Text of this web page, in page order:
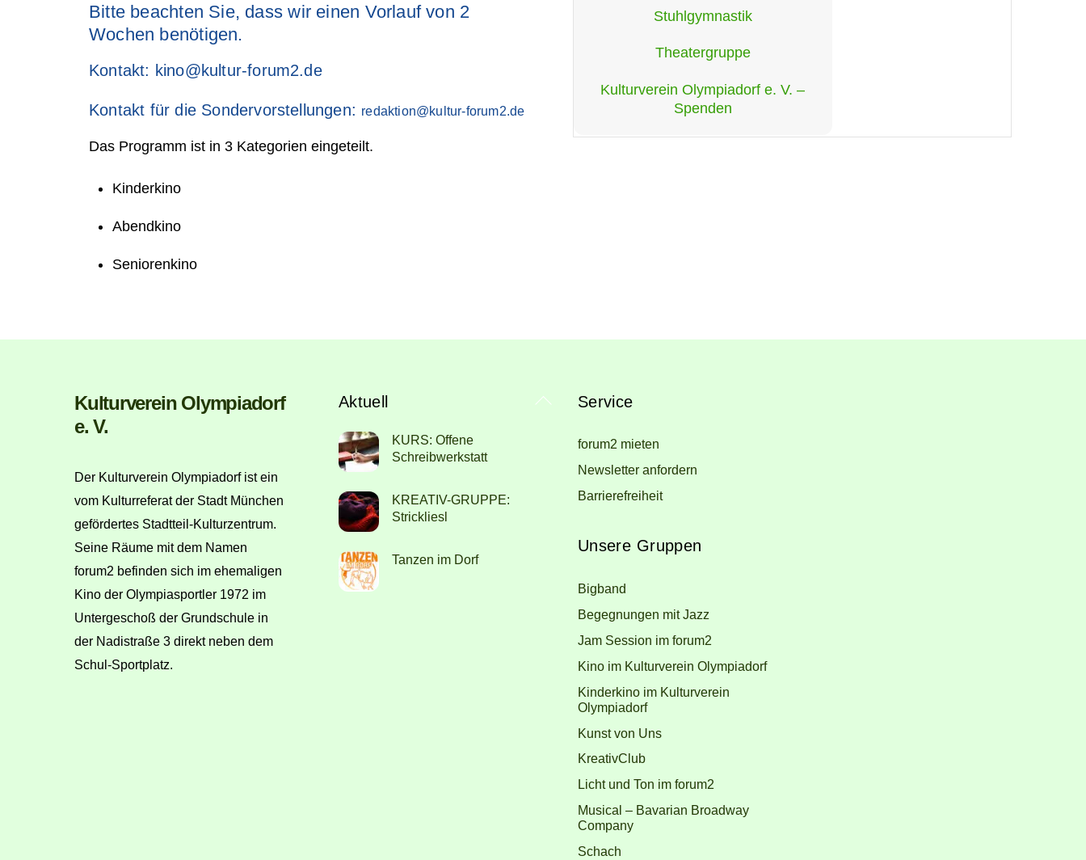
Bitte beachten Sie, dass wir einen Vorlauf von 2
Wochen benötigen.
Kontakt: kino@kultur-forum2.de
Kontakt für die Sondervorstellungen: redaktion@kultur-forum2.de
Das Programm ist in 3 Kategorien eingeteilt.
Kinderkino
Abendkino
Seniorenkino
Stuhlgymnastik
Theatergruppe
Kulturverein Olympiadorf e. V. –
Spenden
Back
Kulturverein Olympiadorf
e. V.
Der Kulturverein Olympiadorf ist ein
vom Kulturreferat der Stadt München
gefördertes Stadtteil-Kulturzentrum.
Seine Räume mit dem Namen
forum2 befinden sich im ehemaligen
Kino der Olympiasportler 1972 im
Untergeschoß der Grundschule in
der Nadistraße 3 direkt neben dem
Schul-Sportplatz.
Aktuell
KURS: Offene
Schreibwerkstatt
KREATIV-GRUPPE:
Strickliesl
Tanzen im Dorf
Service
forum2 mieten
Newsletter anfordern
Barrierefreiheit
Unsere Gruppen
Bigband
Begegnungen mit Jazz
Jam Session im forum2
Kino im Kulturverein Olympiadorf
Kinderkino im Kulturverein
Olympiadorf
Kunst von Uns
KreativClub
Licht und Ton im forum2
Musical – Bavarian Broadway
Company
Schach